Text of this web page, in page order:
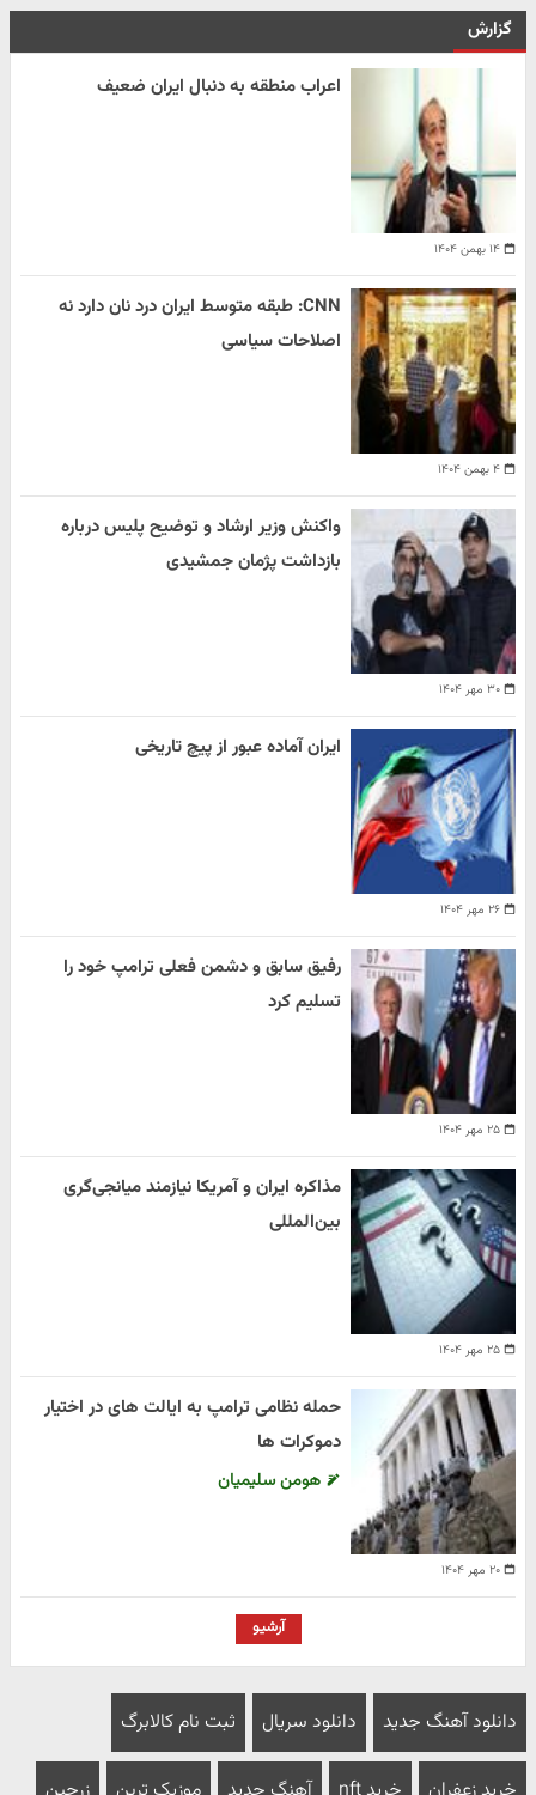
گزارش
۱۴ بهمن ۱۴۰۴
اعراب منطقه به دنبال ایران ضعیف
۴ بهمن ۱۴۰۴
CNN: طبقه متوسط ایران درد نان دارد نه
اصلاحات سیاسی
۳۰ مهر ۱۴۰۴
واکنش وزیر ارشاد و توضیح پلیس درباره
بازداشت پژمان جمشیدی
۲۶ مهر ۱۴۰۴
ایران آماده عبور از پیچ تاریخی
۲۵ مهر ۱۴۰۴
رفیق سابق و دشمن فعلی ترامپ خود را
تسلیم کرد
۲۵ مهر ۱۴۰۴
مذاکره ایران و آمریکا نیازمند میانجی‌گری
بین‌المللی
۲۰ مهر ۱۴۰۴
حمله نظامی ترامپ به ایالت های در اختیار
دموکرات ها
هومن سلیمیان
آرشیو
دانلود آهنگ جدید دانلود سریال ثبت نام کالابرگ